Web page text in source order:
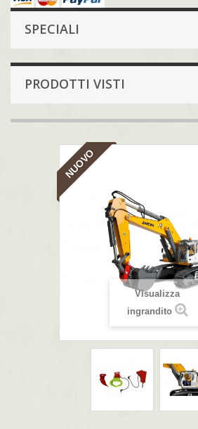
SPECIALI
PRODOTTI VISTI
NUOVO
Visualizza
ingrandito